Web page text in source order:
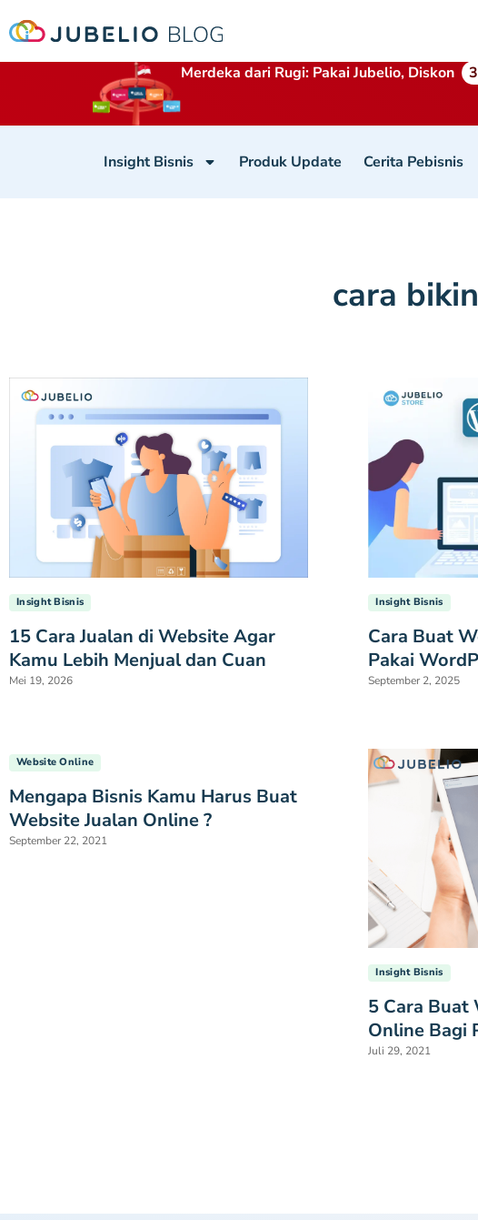
Merdeka dari Rugi: Pakai Jubelio, Diskon
Insight Bisnis Produk Update Cerita Pebisnis
cara
Insight Bisnis
15 Cara Jualan di Website Agar
Kamu Lebih Menjual dan Cuan
Mei 19, 2026
Insight Bisnis
Cara Buat
Pakai
September 2, 2025
Website Online
Mengapa Bisnis Kamu Harus Buat
Website Jualan Online ?
September 22, 2021
Insight Bisnis
5 Cara Buat
Online Bagi
Juli 29, 2021